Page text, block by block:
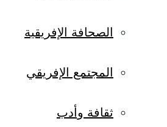
الصحافة الإفريقية
المجتمع الإفريقي
ثقافة وأدب